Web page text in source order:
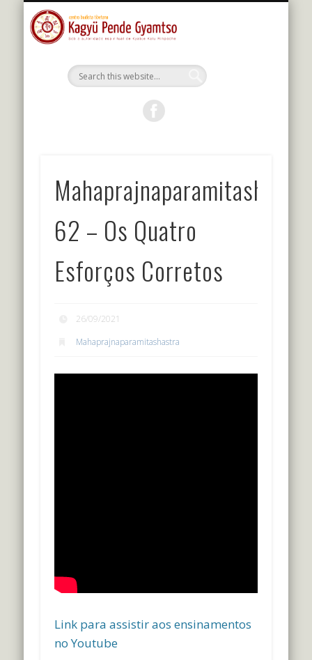
PORTUGUÊS
62 – Os Quatro
Esforços Corretos
26/09/2021
Mahaprajnaparamitashastra
Link para assistir aos ensinamentos
no Youtube